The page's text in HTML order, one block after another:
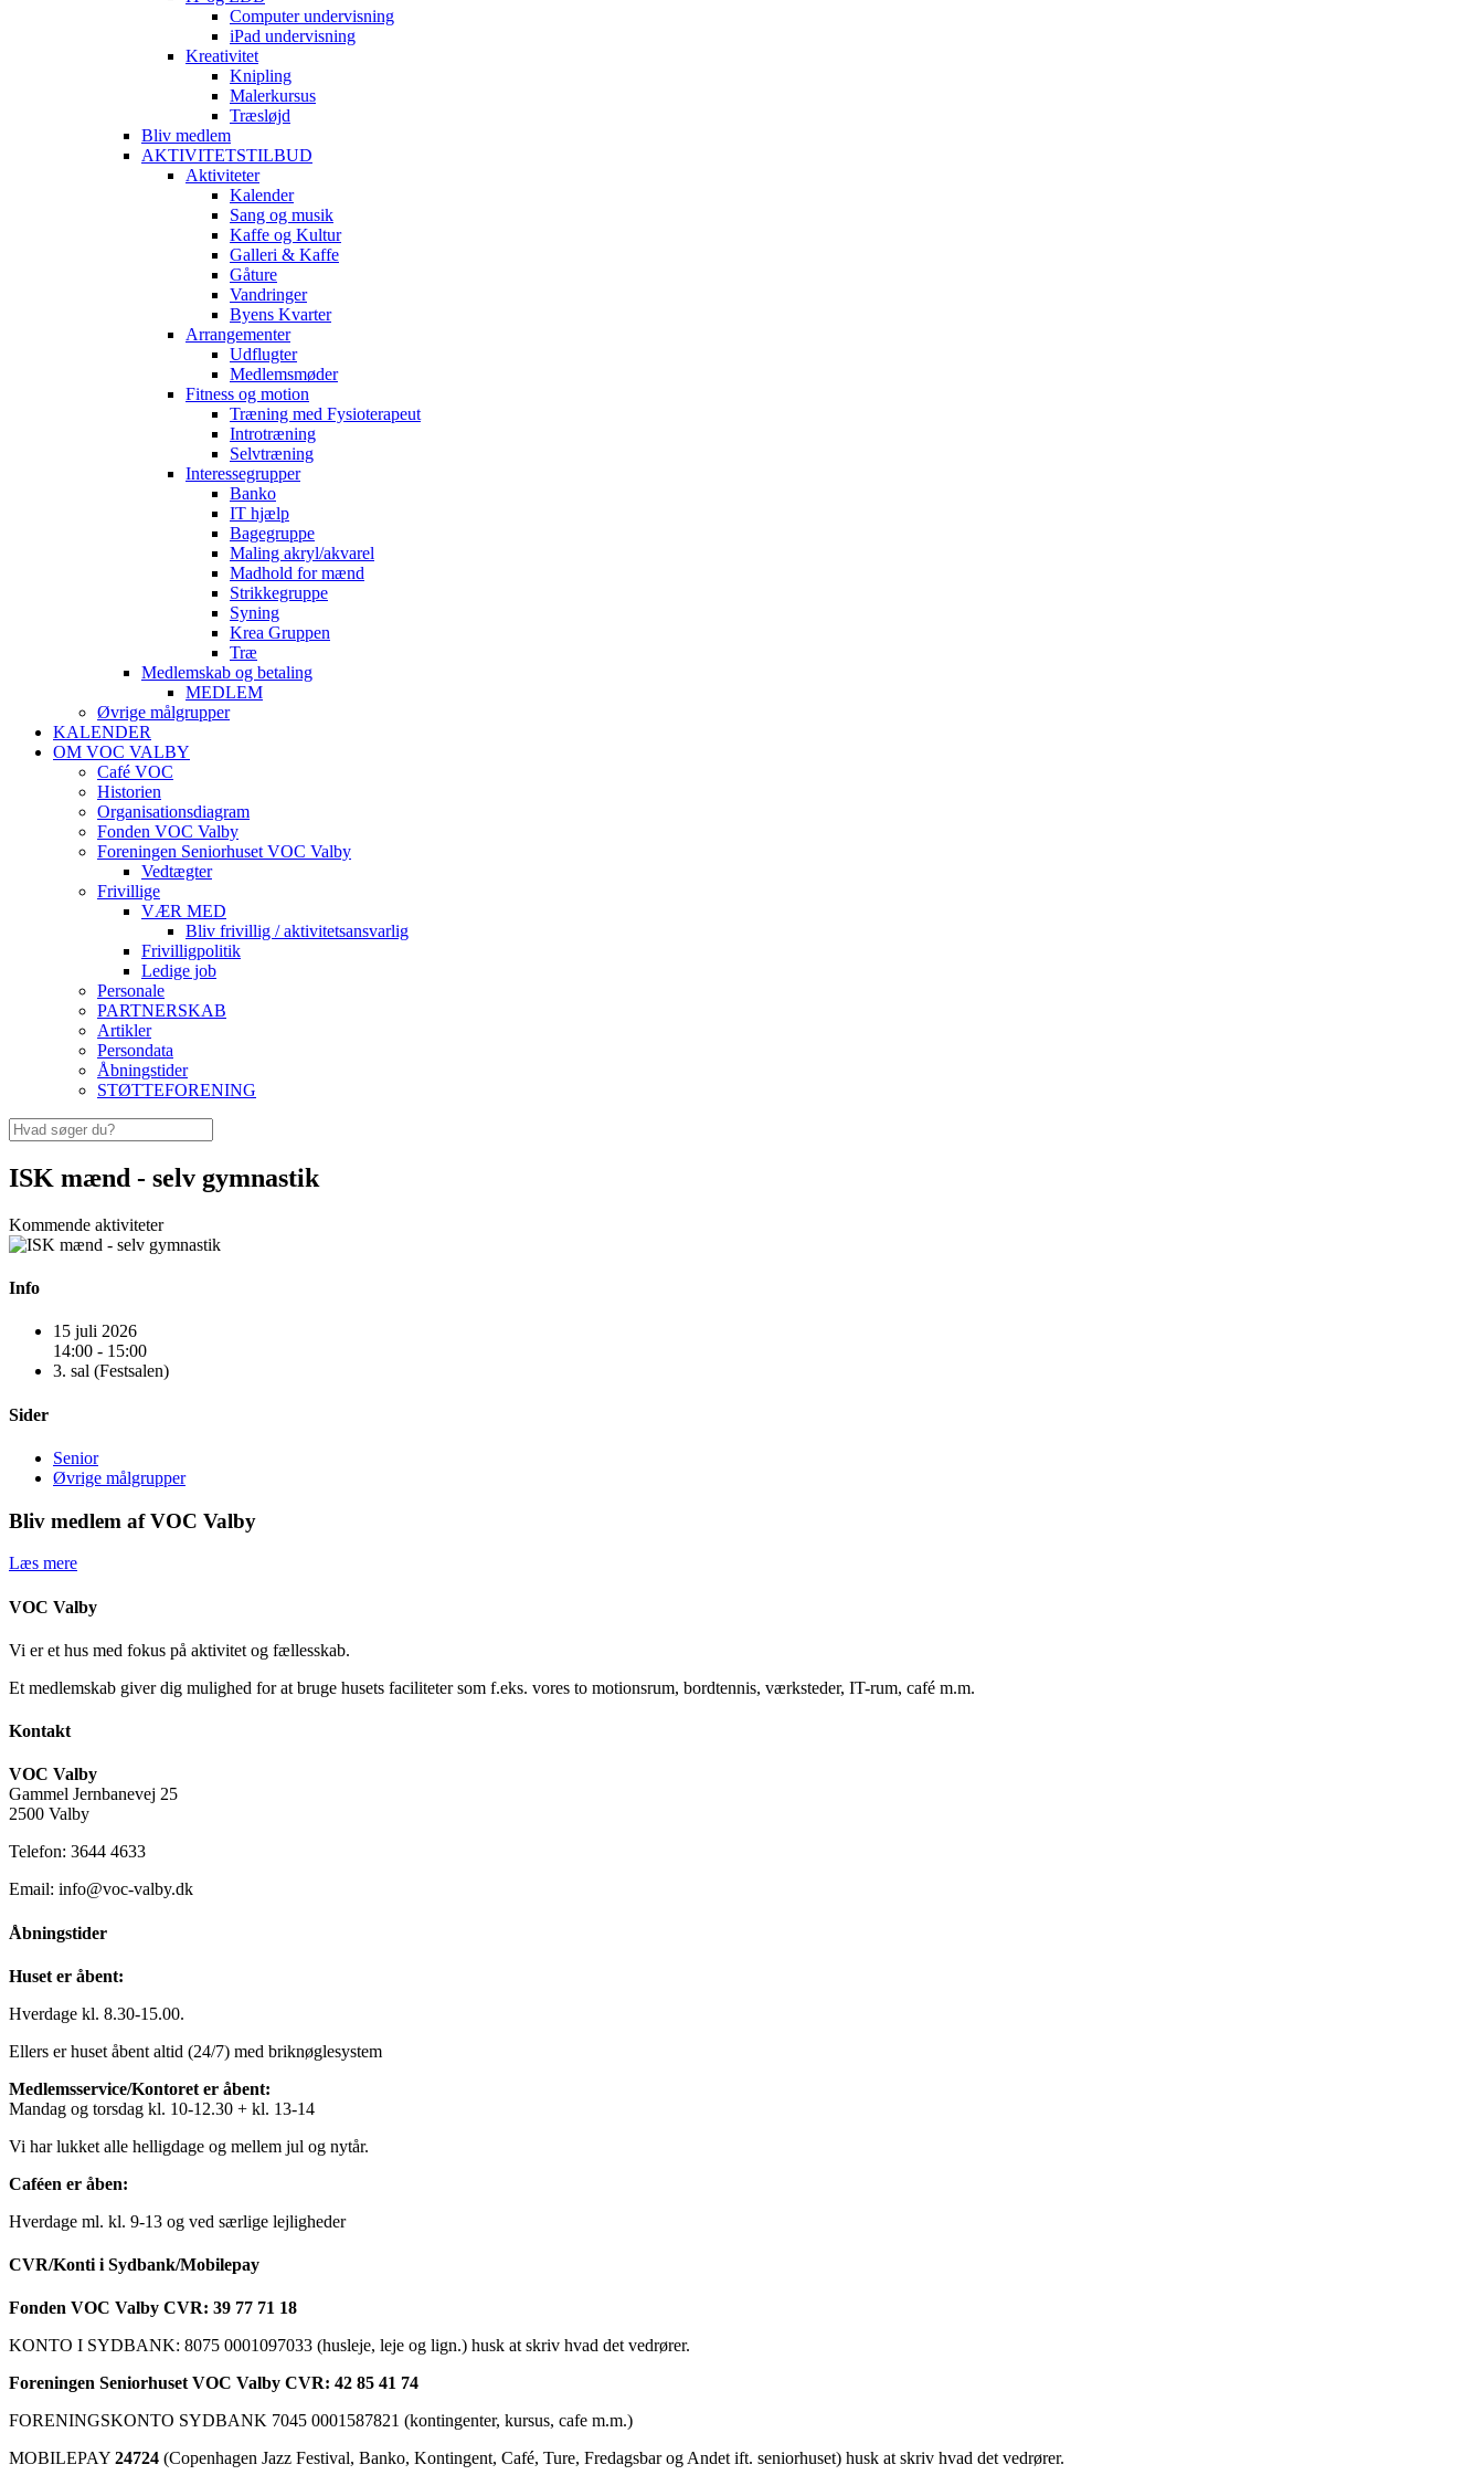
Computer undervisning
iPad undervisning
Kreativitet
Knipling
Malerkursus
Træsløjd
Bliv medlem
AKTIVITETSTILBUD
Aktiviteter
Kalender
Sang og musik
Kaffe og Kultur
Galleri & Kaffe
Gåture
Vandringer
Byens Kvarter
Arrangementer
Udflugter
Medlemsmøder
Fitness og motion
Træning med Fysioterapeut
Introtræning
Selvtræning
Interessegrupper
Banko
IT hjælp
Bagegruppe
Maling akryl/akvarel
Madhold for mænd
Strikkegruppe
Syning
Krea Gruppen
Træ
Medlemskab og betaling
MEDLEM
Øvrige målgrupper
KALENDER
OM VOC VALBY
Café VOC
Historien
Organisationsdiagram
Fonden VOC Valby
Foreningen Seniorhuset VOC Valby
Vedtægter
Frivillige
VÆR MED
Bliv frivillig / aktivitetsansvarlig
Frivilligpolitik
Ledige job
Personale
PARTNERSKAB
Artikler
Persondata
Åbningstider
STØTTEFORENING
ISK mænd - selv gymnastik
Kommende aktiviteter
Info
15 juli 2026
14:00 - 15:00
3. sal (Festsalen)
Sider
Senior
Øvrige målgrupper
Bliv medlem af VOC Valby
Læs mere
VOC Valby
Vi er et hus med fokus på aktivitet og fællesskab.
Et medlemskab giver dig mulighed for at bruge husets faciliteter som f.eks. vores to motionsrum, bordtennis, værksteder, IT-rum, café m.m.
Kontakt
VOC Valby
Gammel Jernbanevej 25
2500 Valby
Telefon: 3644 4633
Email: info@voc-valby.dk
Åbningstider
Huset er åbent:
Hverdage kl. 8.30-15.00.
Ellers er huset åbent altid (24/7) med briknøglesystem
Medlemsservice/Kontoret er åbent:
Mandag og torsdag kl. 10-12.30 + kl. 13-14
Vi har lukket alle helligdage og mellem jul og nytår.
Caféen er åben:
Hverdage ml. kl. 9-13 og ved særlige lejligheder
CVR/Konti i Sydbank/Mobilepay
Fonden VOC Valby CVR: 39 77 71 18
KONTO I SYDBANK: 8075 0001097033 (husleje, leje og lign.) husk at skriv hvad det vedrører.
Foreningen Seniorhuset VOC Valby CVR: 42 85 41 74
FORENINGSKONTO SYDBANK 7045 0001587821 (kontingenter, kursus, cafe m.m.)
MOBILEPAY 24724 (Copenhagen Jazz Festival, Banko, Kontingent, Café, Ture, Fredagsbar og Andet ift. seniorhuset) husk at skriv hvad det vedrører.